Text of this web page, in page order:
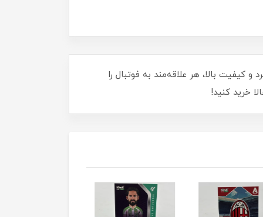
منحصر‌به‌فرد و کیفیت بالا، هر علاقه‌مند به فوتبال را
خرید کنید!